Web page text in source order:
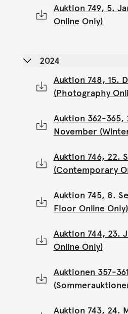
Auktion 749, 5.
Online Only)
2024
Auktion 748, 15.
(Photography
Auktion 362-365,
November
Auktion 746, 22.
(Contemporary
Auktion 745, 8.
Floor Online Only)
Auktion 744, 23.
Online Only)
Auktionen 357-
Auktion 743, 24.